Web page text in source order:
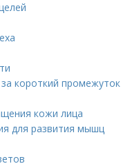
короткий промежуток
кожи лица
для развития мышц